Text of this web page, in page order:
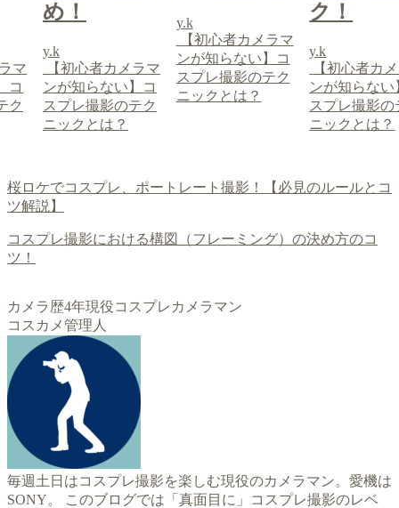
マ
コ
ク
y.k
ンが知らない】コ
スプレ撮影のテク
ニックとは？
y.k
【初心者カメラマ
ンが知らない】コ
スプレ撮影のテク
め！
y.k
【初心者カ
ンが知らない
スプレ撮影の
ニックとは？
桜ロケでコスプレ、ポートレート撮影！【必見のルールとコ
ツ解説】
コスプレ撮影における構図（フレーミング）の決め方のコ
ツ！
カメラ歴4年現役コスプレカメラマン
コスカメ管理人
毎週土日はコスプレ撮影を楽しむ現役のカメラマン。愛機は
SONY。 このブログでは「真面目に」コスプレ撮影のレベ